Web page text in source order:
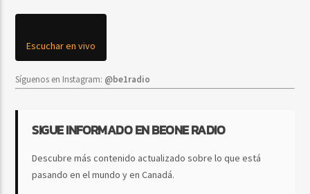
Escuchar en vivo
Síguenos en Instagram: @be1radio
SIGUE INFORMADO EN BEONE RADIO
Descubre más contenido actualizado sobre lo que está
pasando en el mundo y en Canadá.